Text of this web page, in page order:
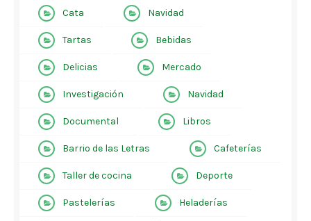
Cata Navidad
Tartas Bebidas
Delicias Mercado
Investigación Navidad
Documental Libros
Barrio de las Letras Cafeterías
Taller de cocina Deporte
Pastelerías Heladerías